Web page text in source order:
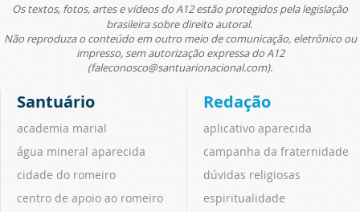
Os textos, fotos, artes e vídeos do A12 estão protegidos pela legislação
brasileira sobre direito autoral.
Não reproduza o conteúdo em outro meio de comunicação, eletrônico ou
impresso, sem autorização expressa do A12
(faleconosco@santuarionacional.com).
Santuário
academia marial
água mineral aparecida
cidade do romeiro
centro de apoio ao romeiro
Redação
aplicativo aparecida
campanha da fraternidade
dúvidas religiosas
espiritualidade